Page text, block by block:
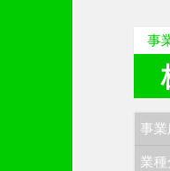
事
事業
業